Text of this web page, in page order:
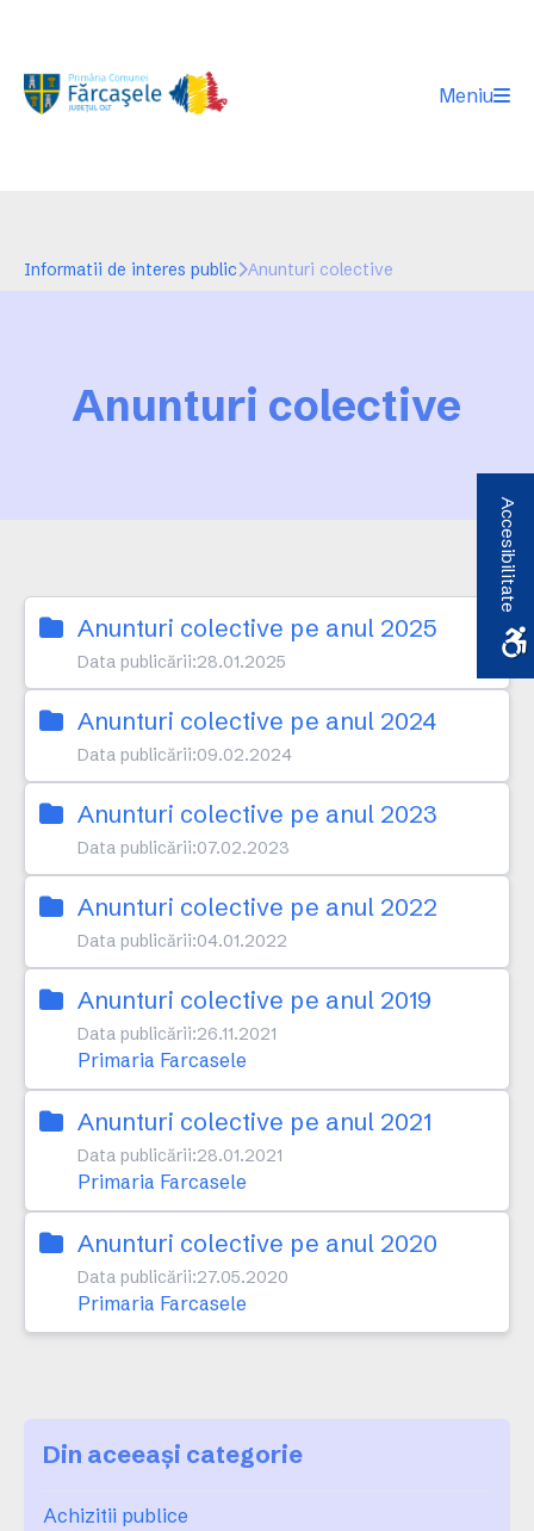
Meniu
Informatii de interes public Anunturi colective
Anunturi colective
Anunturi colective pe anul 2025
Data publicării:28.01.2025
Anunturi colective pe anul 2024
Data publicării:09.02.2024
Anunturi colective pe anul 2023
Data publicării:07.02.2023
Anunturi colective pe anul 2022
Data publicării:04.01.2022
Anunturi colective pe anul 2019
Data publicării:26.11.2021
Primaria Farcasele
Anunturi colective pe anul 2021
Data publicării:28.01.2021
Primaria Farcasele
Anunturi colective pe anul 2020
Data publicării:27.05.2020
Primaria Farcasele
Din aceeași categorie
Achizitii publice
Accesibilitate